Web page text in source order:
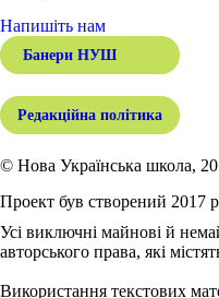
Напишіть нам
Банери НУШ
Редакційна політика
© Нова Українська школа,
Проект був створений 2017
Усі виключні майнові й
авторського права, які
Використання текстових